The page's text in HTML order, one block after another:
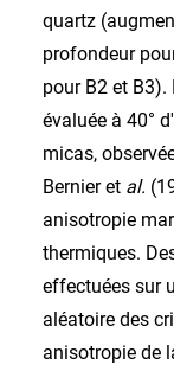
quartz
profondeur
pour B2 et
évaluée à 40°
micas,
Bernier et al.
anisotropie
thermiques.
effectuées sur
aléatoire des
anisotropie de